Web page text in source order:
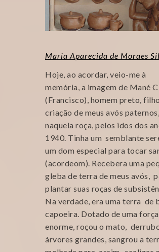
Maria Aparecida de Moraes
Hoje, ao acordar, veio-me à
memória, a imagem de Mané
(Francisco), homem preto,
criação de meus avós
naquela roça, pelos idos dos
1940. Tinha um semblante
um dom especial para tocar
(acordeom). Recebera uma
gleba de terra de meus avós,
plantar suas roças de
Na verdade, era uma terra de
capoeira. Dotado de uma força
enorme, roçou o mato,
árvores grandes, sangrou a